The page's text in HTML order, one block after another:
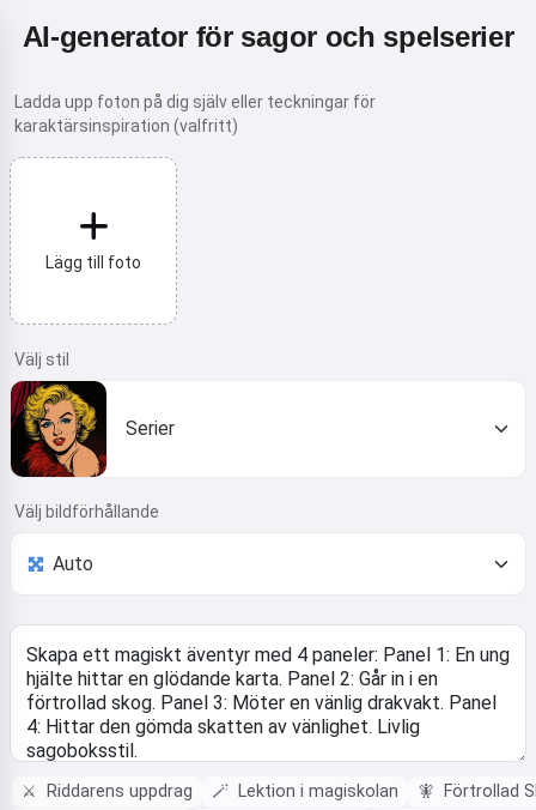
AI-generator för sagor och spelserier
Ladda upp foton på dig själv eller teckningar för
karaktärsinspiration (valfritt)
Lägg till foto
Välj stil
Serier
Välj bildförhållande
⚔️ Riddarens uppdrag 🪄 Lektion i magiskolan 🧚
Förtrollad